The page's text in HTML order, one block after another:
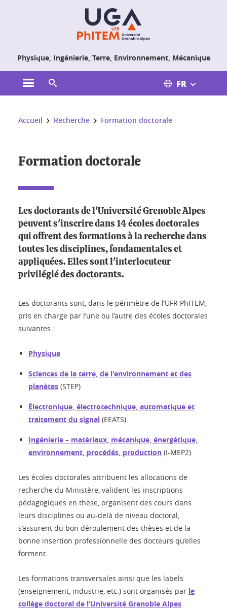
Physique, Ingénierie, Terre, Environnement, Mécanique
Ouvrir le menu principal FR
Vous êtes ici :
Accueil Recherche Formation doctorale
Formation doctorale
Les doctorants de l'Université Grenoble Alpes
peuvent s'inscrire dans 14 écoles doctorales
qui offrent des formations à la recherche dans
toutes les disciplines, fondamentales et
appliquées. Elles sont l'interlocuteur
privilégié des doctorants.
Les doctorants sont, dans le périmètre de l’UFR PhITEM,
pris en charge par l’une ou l’autre des écoles doctorales
suivantes :
Physique
Sciences de la terre, de l'environnement et des
planètes (STEP)
Électronique, électrotechnique, automatique et
traitement du signal (EEATS)
Ingénierie – matériaux, mécanique, énergétique,
environnement, procédés, production (I-MEP2)
Les écoles doctorales attribuent les allocations de
recherche du Ministère, valident les inscriptions
pédagogiques en thèse, organisent des cours dans
leurs disciplines ou au-delà de niveau doctoral,
s’assurent du bon déroulement des thèses et de la
bonne insertion professionnelle des docteurs qu’elles
forment.
Les formations transversales ainsi que les labels
(enseignement, industrie, etc.) sont organisés par le
collège doctoral de l’Université Grenoble Alpes.